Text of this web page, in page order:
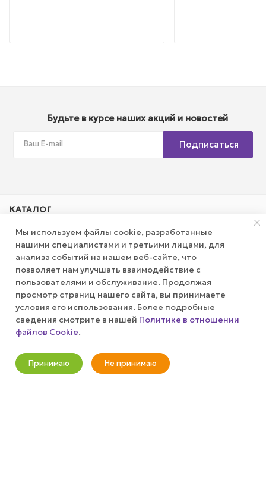
Будьте в курсе наших акций и новостей
Подписаться
КАТАЛОГ
КОМПАНИЯ
ПУБЛИЧНАЯ ОФЕРТА
КАК СДЕЛАТЬ ЗАКАЗ?
+7 (800) 100-37-51
Мы используем файлы cookie, разработанные
нашими специалистами и третьими лицами, для
анализа событий на нашем веб-сайте, что
позволяет нам улучшать взаимодействие с
пользователями и обслуживание. Продолжая
просмотр страниц нашего сайта, вы принимаете
условия его использования. Более подробные
сведения смотрите в нашей Политике в отношении
файлов Cookie.
Принимаю Не принимаю